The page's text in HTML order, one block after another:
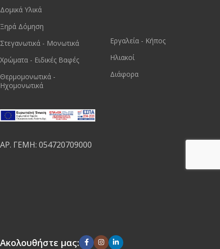
Δομικά Υλικά
Ξηρά Δόμηση
Στεγανωτικά - Μονωτικά
Χρώματα - Ειδικές Βαφές
Θερμομονωτικά -
Ηχομονωτικά
ΑΡ. ΓΕΜΗ: 054720709000
Εργαλεία - Κήπος
Ηλιακοί
Διάφορα
Ακολουθήστε μας: